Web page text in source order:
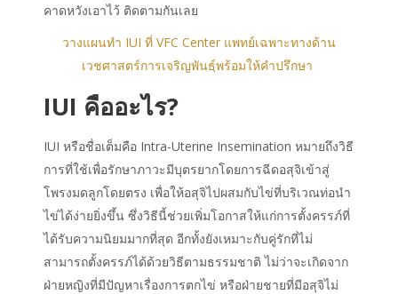
คาดหวังเอาไว้ ติดตามกันเลย
วางแผนทำ IUI ที่ VFC Center แพทย์เฉพาะทางด้าน
เวชศาสตร์การเจริญพันธฺ์พร้อมให้คำปรึกษา
IUI คืออะไร?
IUI หรือชื่อเต็มคือ Intra-Uterine Insemination หมายถึงวิธี
การที่ใช้เพื่อรักษาภาวะมีบุตรยากโดยการฉีดอสุจิเข้าสู่
โพรงมดลูกโดยตรง เพื่อให้อสุจิไปผสมกับไข่ที่บริเวณท่อนำ
ไข่ได้ง่ายยิ่งขึ้น ซึ่งวิธีนี้ช่วยเพิ่มโอกาสให้แก่การตั้งครรภ์ที่
ได้รับความนิยมมากที่สุด อีกทั้งยังเหมาะกับคู่รักที่ไม่
สามารถตั้งครรภ์ได้ด้วยวิธีตามธรรมชาติ ไม่ว่าจะเกิดจาก
ฝ่ายหญิงที่มีปัญหาเรื่องการตกไข่ หรือฝ่ายชายที่มีอสุจิไม่